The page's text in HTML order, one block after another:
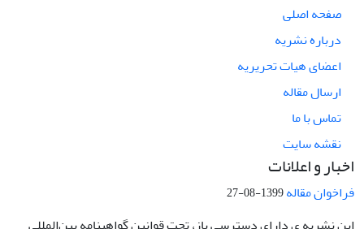
صفحه اصلی
درباره نشریه
اعضای هیات تحریریه
ارسال مقاله
تماس با ما
نقشه سایت
اخبار و اعلانات
فراخوان مقاله1399-08-27